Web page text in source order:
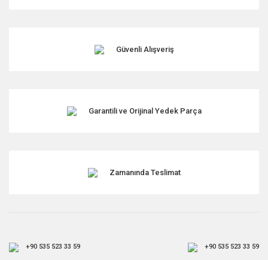
Ürün fiyatı diğer sitelerden daha pahalı.
Güvenli Alışveriş
Garantili ve Orijinal Yedek Parça
Zamanında Teslimat
+90 535 523 33 59 +90 535 523 33 59